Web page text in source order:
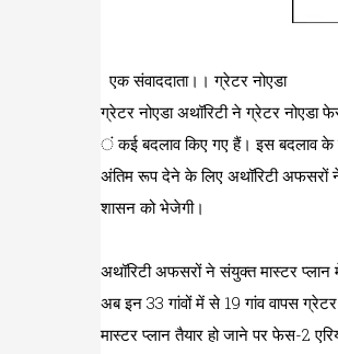
एक संवाददाता।। ग्रेटर नोएडा
ग्रेटर नोएडा अथॉरिटी ने ग्रेटर नोएडा
कई बदलाव किए गए हैं। इस बदलाव के
अंतिम रूप देने के लिए अथॉरिटी अफसरों
शासन को भेजेगी।
अथॉरिटी अफसरों ने संयुक्त मास्टर प्लान
अब इन 33 गांवों में से 19 गांव वापस
मास्टर प्लान तैयार हो जाने पर फेस-2